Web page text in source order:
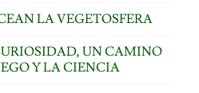
LA VEGETOSFERA
UN CAMINO
Y LA CIENCIA